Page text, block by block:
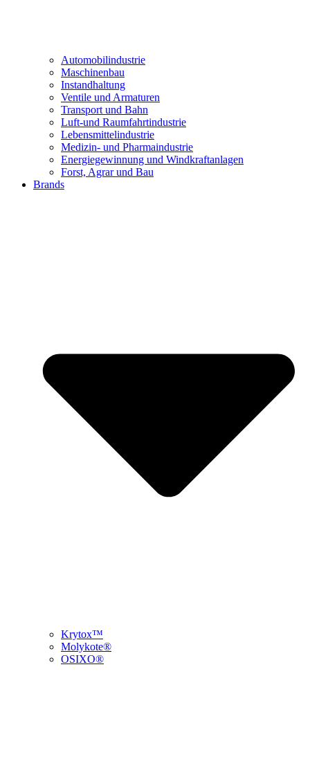
Automobilindustrie
Maschinenbau
Instandhaltung
Ventile und Armaturen
Transport und Bahn
Luft-und Raumfahrtindustrie
Lebensmittelindustrie
Medizin- und Pharmaindustrie
Energiegewinnung und Windkraftanlagen
Forst, Agrar und Bau
Brands
Krytox™
Molykote®
OSIXO®